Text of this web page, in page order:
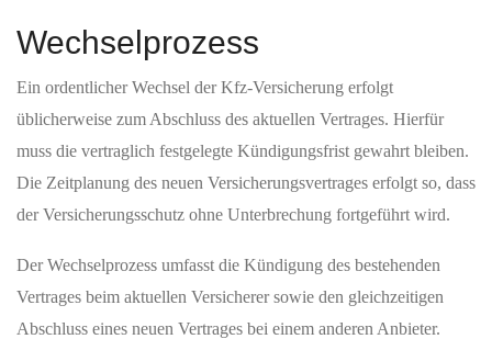
Wechselprozess
Ein ordentlicher Wechsel der Kfz-Versicherung erfolgt
üblicherweise zum Abschluss des aktuellen Vertrages. Hierfür
muss die vertraglich festgelegte Kündigungsfrist gewahrt bleiben.
Die Zeitplanung des neuen Versicherungsvertrages erfolgt so, dass
der Versicherungsschutz ohne Unterbrechung fortgeführt wird.
Der Wechselprozess umfasst die Kündigung des bestehenden
Vertrages beim aktuellen Versicherer sowie den gleichzeitigen
Abschluss eines neuen Vertrages bei einem anderen Anbieter.